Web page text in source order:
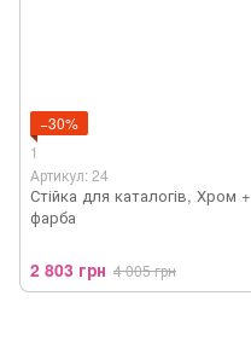
−30%
1
Артикул: 24
Стійка для каталогів, Хром +
фарба
2 803 грн 4 005 грн